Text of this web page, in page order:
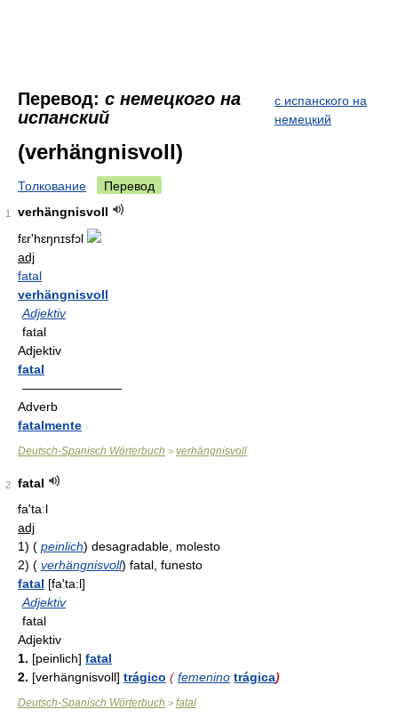
Перевод: с немецкого на
испанский
с испанского на
немецкий
(verhängnisvoll)
Толкование Перевод
1
verhängnisvoll
fɛr'hɛŋnɪsfɔl
adj
fatal
verhängnisvoll
Adjektiv
fatal
Adjektiv
fatal
————————
Adverb
fatalmente
Deutsch-Spanisch Wörterbuch > verhängnisvoll
2
fatal
fa'taːl
adj
1) ( peinlich) desagradable, molesto
2) ( verhängnisvoll) fatal, funesto
fatal [fa'ta:l]
Adjektiv
fatal
Adjektiv
1. [peinlich] fatal
2. [verhängnisvoll] trágico ( femenino trágica)
Deutsch-Spanisch Wörterbuch > fatal